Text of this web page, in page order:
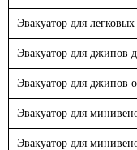
Эвакуатор для легковых
Эвакуатор для джипов
Эвакуатор для джипов
Эвакуатор для
Эвакуатор для